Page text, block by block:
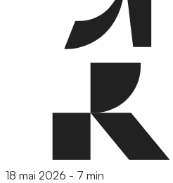
18 mai 2026 - 7 min